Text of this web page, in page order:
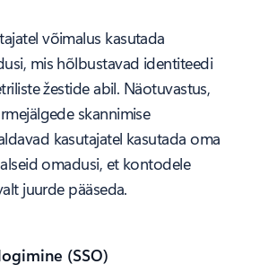
võimalus kasutada
mis hõlbustavad identiteedi
žestide abil. Näotuvastus,
skannimise
kasutajatel kasutada oma
omadusi, et kontodele
juurde pääseda.
(SSO)